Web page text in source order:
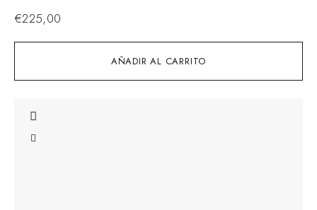
AÑADIR AL CARRITO
€225,00